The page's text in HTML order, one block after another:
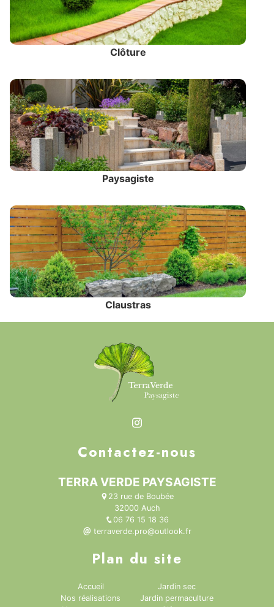
Clôture
Paysagiste
Claustras
Contactez-nous
TERRA VERDE PAYSAGISTE
23 rue de Boubée
32000 Auch
06 76 15 18 36
terraverde.pro@outlook.fr
Plan du site
Accueil
Nos réalisations
Jardin sec
Jardin permaculture